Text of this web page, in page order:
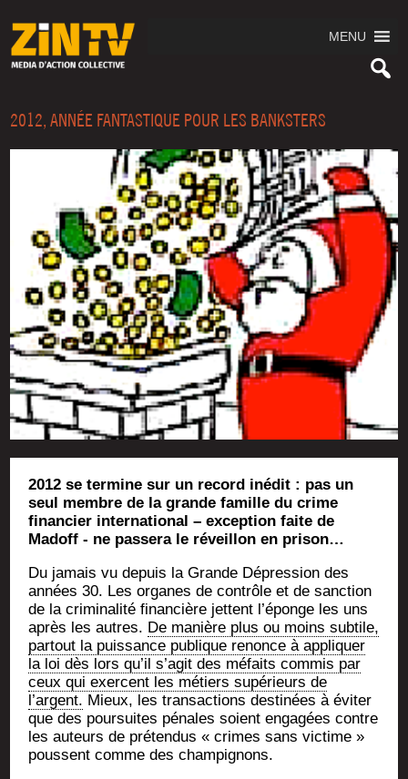
MENU
2012, ANNÉE FANTASTIQUE POUR LES BANKSTERS
2012 se termine sur un record inédit : pas un
seul membre de la grande famille du crime
financier international – exception faite de
Madoff - ne passera le réveillon en prison…
Du jamais vu depuis la Grande Dépres­sion des
années 30. Les organes de contrôle et de sanc­tion
de la cri­mi­na­li­té finan­cière jettent l’éponge les uns
après les autres. De manière plus ou moins sub­tile,
par­tout la puis­sance publique renonce à appli­quer
la loi dès lors qu’il s’agit des méfaits com­mis par
ceux qui exercent les métiers supé­rieurs de
l’argent. Mieux, les tran­sac­tions des­ti­nées à évi­ter
que des pour­suites pénales soient enga­gées contre
les auteurs de pré­ten­dus « crimes sans vic­time »
poussent comme des champignons.